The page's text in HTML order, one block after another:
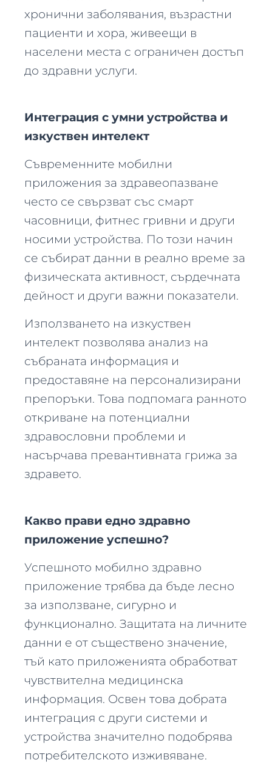
хронични заболявания, възрастни
пациенти и хора, живеещи в
населени места с ограничен достъп
до здравни услуги.
Интеграция с умни устройства и
изкуствен интелект
Съвременните мобилни
приложения за здравеопазване
често се свързват със смарт
часовници, фитнес гривни и други
носими устройства. По този начин
се събират данни в реално време за
физическата активност, сърдечната
дейност и други важни показатели.
Използването на изкуствен
интелект позволява анализ на
събраната информация и
предоставяне на персонализирани
препоръки. Това подпомага ранното
откриване на потенциални
здравословни проблеми и
насърчава превантивната грижа за
здравето.
Какво прави едно здравно
приложение успешно?
Успешното мобилно здравно
приложение трябва да бъде лесно
за използване, сигурно и
функционално. Защитата на личните
данни е от съществено значение,
тъй като приложенията обработват
чувствителна медицинска
информация. Освен това добрата
интеграция с други системи и
устройства значително подобрява
потребителското изживяване.